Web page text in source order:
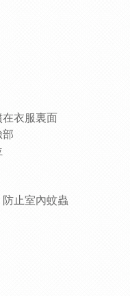
衣服裏面
部
止室內蚊蟲